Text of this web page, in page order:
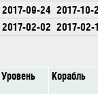
2017-09-24 2017-10-
2017-02-02 2017-02-
Уровень Корабль